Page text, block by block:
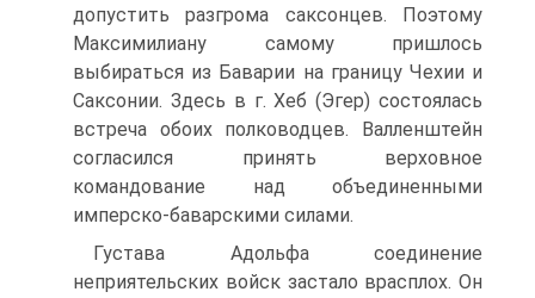
допустить разгрома саксонцев. Поэтому
Максимили­ану самому пришлось
выбираться из Баварии на гра­ницу Чехии и
Саксонии. Здесь в г. Хеб (Эгер) состоя­лась
встреча обоих полководцев. Валленштейн
согла­сился принять верховное
командование над объеди­ненными
имперско-баварскими силами.
Густава Адольфа соединение
неприятельских войск застало врасплох. Он